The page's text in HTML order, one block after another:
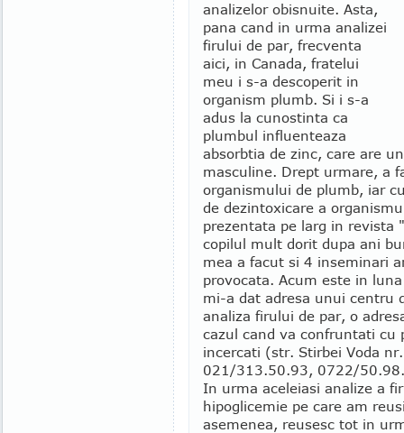
analizelor obisnuite. Asta,
pana cand in urma analizei
firului de par, frecventa
aici, in Canada, fratelui
meu i s-a descoperit in
organism plumb. Si i s-a
adus la cunostinta ca
plumbul influenteaza
absorbtia de zinc, care are
masculine. Drept urmare, a
organismului de plumb, iar
de dezintoxicare a
prezentata pe larg in revista
copilul mult dorit dupa ani
mea a facut si 4 inseminari
provocata. Acum este in
mi-a dat adresa unui centru
analiza firului de par, o
cazul cand va confruntati cu
incercati (str. Stirbei Voda
021/313.50.93, 0722/
In urma aceleiasi analize a
hipoglicemie pe care am
asemenea, reusesc tot in